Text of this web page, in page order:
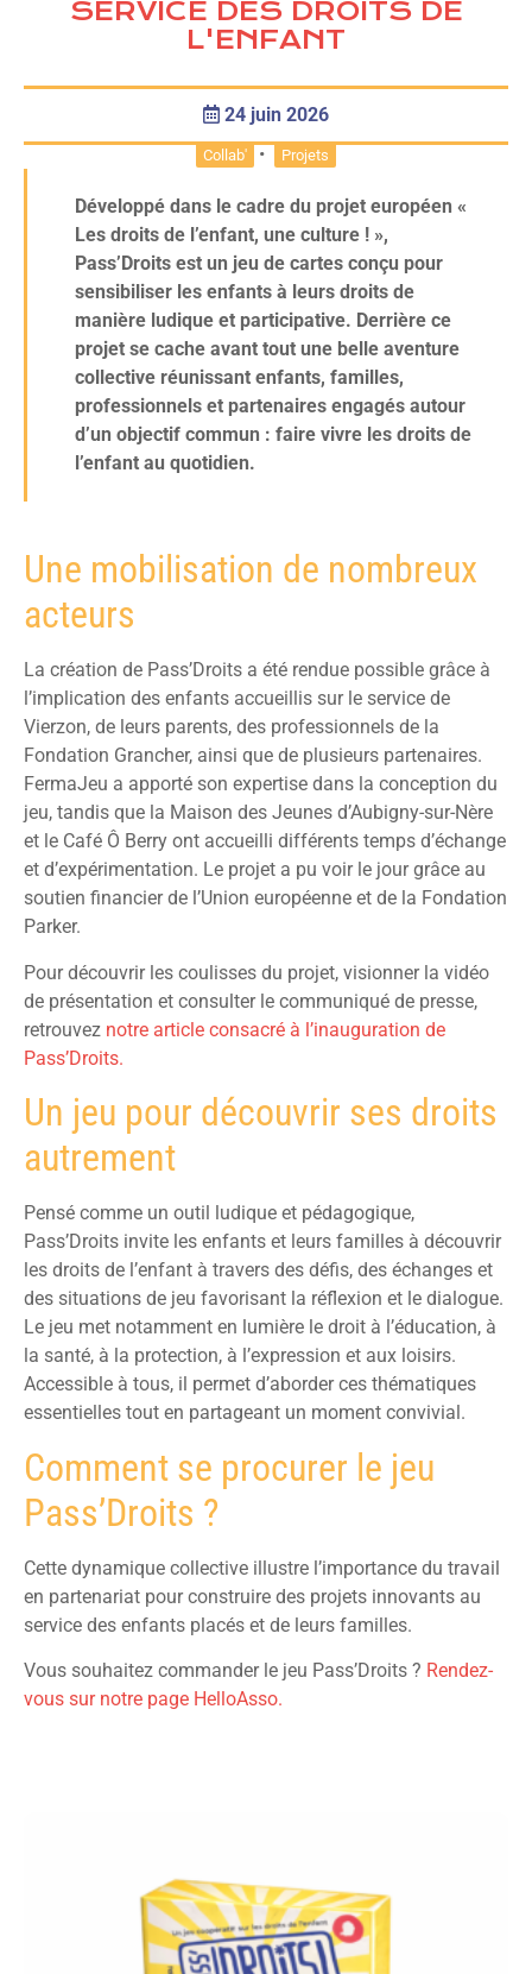
SERVICE DES DROITS DE
L'ENFANT
24 juin 2026
Collab' • Projets
Développé dans le cadre du projet européen «
Les droits de l’enfant, une culture ! »,
Pass’Droits est un jeu de cartes conçu pour
sensibiliser les enfants à leurs droits de
manière ludique et participative. Derrière ce
projet se cache avant tout une belle aventure
collective réunissant enfants, familles,
professionnels et partenaires engagés autour
d’un objectif commun : faire vivre les droits de
l’enfant au quotidien.
Une mobilisation de nombreux
acteurs
La création de Pass’Droits a été rendue possible grâce à
l’implication des enfants accueillis sur le service de
Vierzon, de leurs parents, des professionnels de la
Fondation Grancher, ainsi que de plusieurs partenaires.
FermaJeu a apporté son expertise dans la conception du
jeu, tandis que la Maison des Jeunes d’Aubigny-sur-Nère
et le Café Ô Berry ont accueilli différents temps d’échange
et d’expérimentation. Le projet a pu voir le jour grâce au
soutien financier de l’Union européenne et de la Fondation
Parker.
Pour découvrir les coulisses du projet, visionner la vidéo
de présentation et consulter le communiqué de presse,
retrouvez notre article consacré à l’inauguration de
Pass’Droits.
Un jeu pour découvrir ses droits
autrement
Pensé comme un outil ludique et pédagogique,
Pass’Droits invite les enfants et leurs familles à découvrir
les droits de l’enfant à travers des défis, des échanges et
des situations de jeu favorisant la réflexion et le dialogue.
Le jeu met notamment en lumière le droit à l’éducation, à
la santé, à la protection, à l’expression et aux loisirs.
Accessible à tous, il permet d’aborder ces thématiques
essentielles tout en partageant un moment convivial.
Comment se procurer le jeu
Pass’Droits ?
Cette dynamique collective illustre l’importance du travail
en partenariat pour construire des projets innovants au
service des enfants placés et de leurs familles.
Vous souhaitez commander le jeu Pass’Droits ? Rendez-
vous sur notre page HelloAsso.